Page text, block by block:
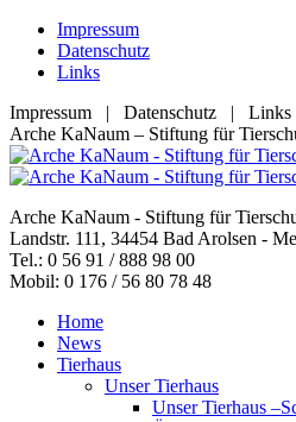
Zum
Inhalt
springen
Impressum
Datenschutz
Links
Impressum | Datenschutz | Links
Facebook
page
opens
new
window
YouTube
page
opens
new
window
RSS
page
opens
new
window
E-
Mail
page
in
new
window
Arche KaNaum – Stiftung für
Arche KaNaum - Stiftung für
Landstr. 111, 34454 Bad Arolsen -
Tel.: 0 56 91 / 888 98 00
Mobil: 0 176 / 56 80 78 48
Home
News
Tierhaus
Unser Tierhaus
Unser Tierhaus –